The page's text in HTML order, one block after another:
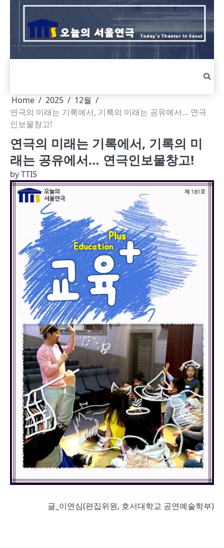
Skip
content
Home 2025
12월
연극의 미래는 기록에서, 기록의 미래는 공유에서… 연극
인보물창고!
연극의 미래는 기록에서, 기록의 미
래는 공유에서… 연극인보물창고!
byTTIS
글_이연심(편집위원, 호서대학교 공연예술학부)